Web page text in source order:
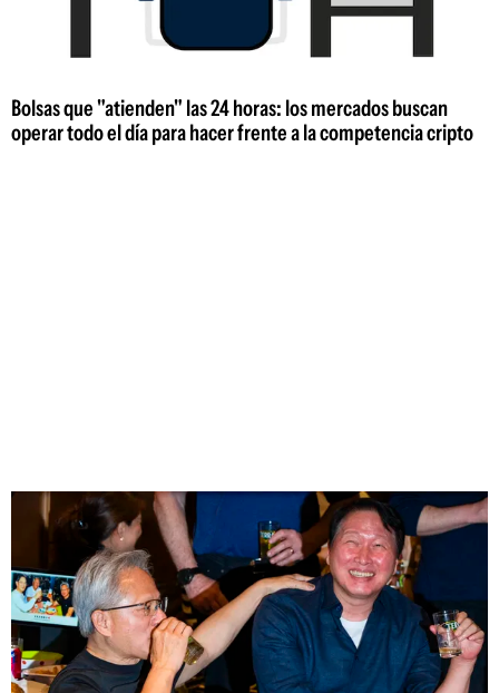
Bolsas que "atienden" las 24 horas: los mercados buscan
operar todo el día para hacer frente a la competencia cripto